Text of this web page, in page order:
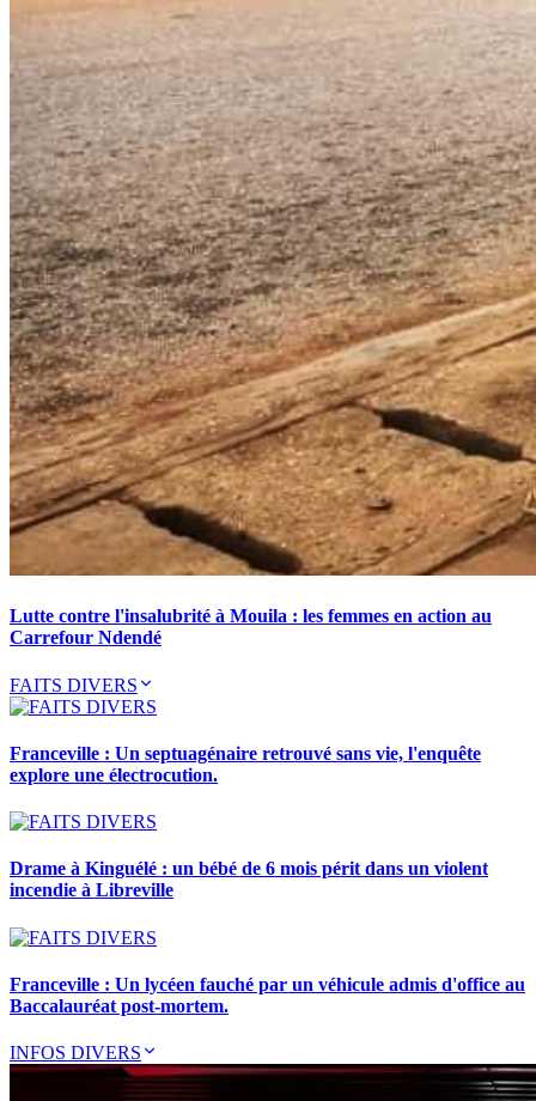
Lutte contre l'insalubrité à Mouila : les femmes en action au
Carrefour Ndendé
FAITS DIVERS
Franceville : Un septuagénaire retrouvé sans vie, l'enquête
explore une électrocution.
Drame à Kinguélé : un bébé de 6 mois périt dans un violent
incendie à Libreville
Franceville : Un lycéen fauché par un véhicule admis d'office au
Baccalauréat post-mortem.
INFOS DIVERS